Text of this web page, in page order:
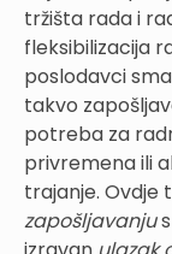
tržišta rada i
fleksibilizacija
poslodavci
takvo
potreba za
privremena ili
trajanje. Ovdje
zapošljavanjus